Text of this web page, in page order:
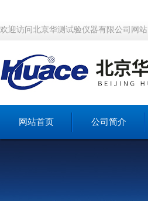
欢迎访问北京华测试验仪器有限公司网站
网站首页 公司简介